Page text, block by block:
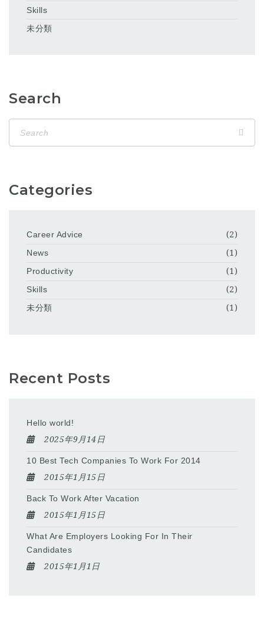
Skills
未分類
Search
Categories
Career Advice
(2)
News
(1)
Productivity
(1)
Skills
(2)
未分類
(1)
Recent Posts
Hello world!
2025年9月14日
10 Best Tech Companies To Work For 2014
2015年1月15日
Back To Work After Vacation
2015年1月15日
What Are Employers Looking For In Their
Candidates
2015年1月1日